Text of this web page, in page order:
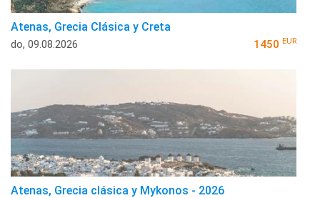
Atenas, Grecia Clásica y Creta
do, 09.08.2026 1450 EUR
Atenas, Grecia clásica y Mykonos - 2026